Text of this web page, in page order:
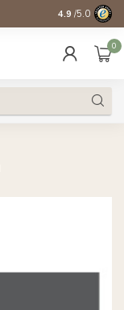
14 dagen
4.9 /5.0
0